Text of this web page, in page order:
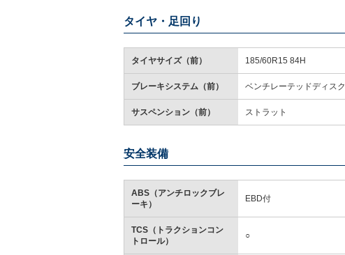
タイヤ・足回り
タイヤサイズ（前） 185/60R15 84H
ブレーキシステム（前） ベンチレーテッドディスク
サスペンション（前） ストラット
安全装備
ABS（アンチロックブレ
ーキ）
EBD付
TCS（トラクションコン
トロール）
○